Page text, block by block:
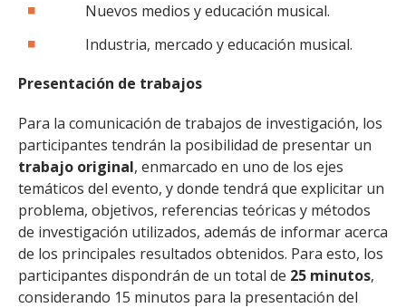
Nuevos medios y educación musical.
Industria, mercado y educación musical.
Presentación de trabajos
Para la comunicación de trabajos de investigación, los
participantes tendrán la posibilidad de presentar un
trabajo original, enmarcado en uno de los ejes
temáticos del evento, y donde tendrá que explicitar un
problema, objetivos, referencias teóricas y métodos
de investigación utilizados, además de informar acerca
de los principales resultados obtenidos. Para esto, los
participantes dispondrán de un total de 25 minutos,
considerando 15 minutos para la presentación del